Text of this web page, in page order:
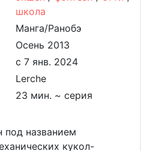
школа
Манга/Ранобэ
Осень 2013
Lerche
23 мин. ~ серия
под названием
кукол-